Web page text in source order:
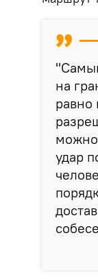
на
можно
удар